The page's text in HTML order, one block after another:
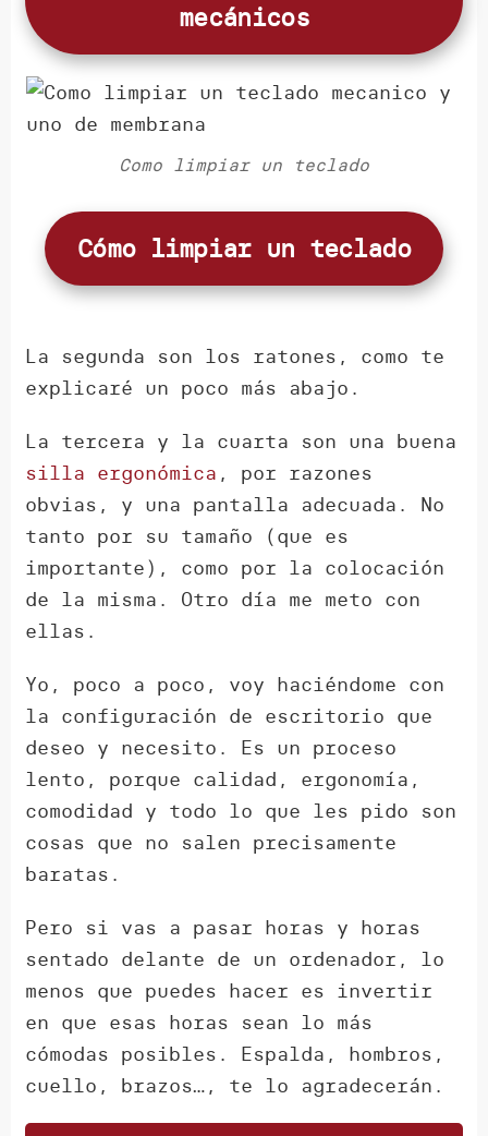
mecánicos
Como limpiar un teclado
Cómo limpiar un teclado
La segunda son los ratones, como te
explicaré un poco más abajo.
La tercera y la cuarta son una buena
silla ergonómica , por razones
obvias, y una pantalla adecuada. No
tanto por su tamaño (que es
importante), como por la colocación
de la misma. Otro día me meto con
ellas.
Yo, poco a poco, voy haciéndome con
la configuración de escritorio que
deseo y necesito. Es un proceso
lento, porque calidad, ergonomía,
comodidad y todo lo que les pido son
cosas que no salen precisamente
baratas.
Pero si vas a pasar horas y horas
sentado delante de un ordenador, lo
menos que puedes hacer es invertir
en que esas horas sean lo más
cómodas posibles. Espalda, hombros,
cuello, brazos…, te lo agradecerán.